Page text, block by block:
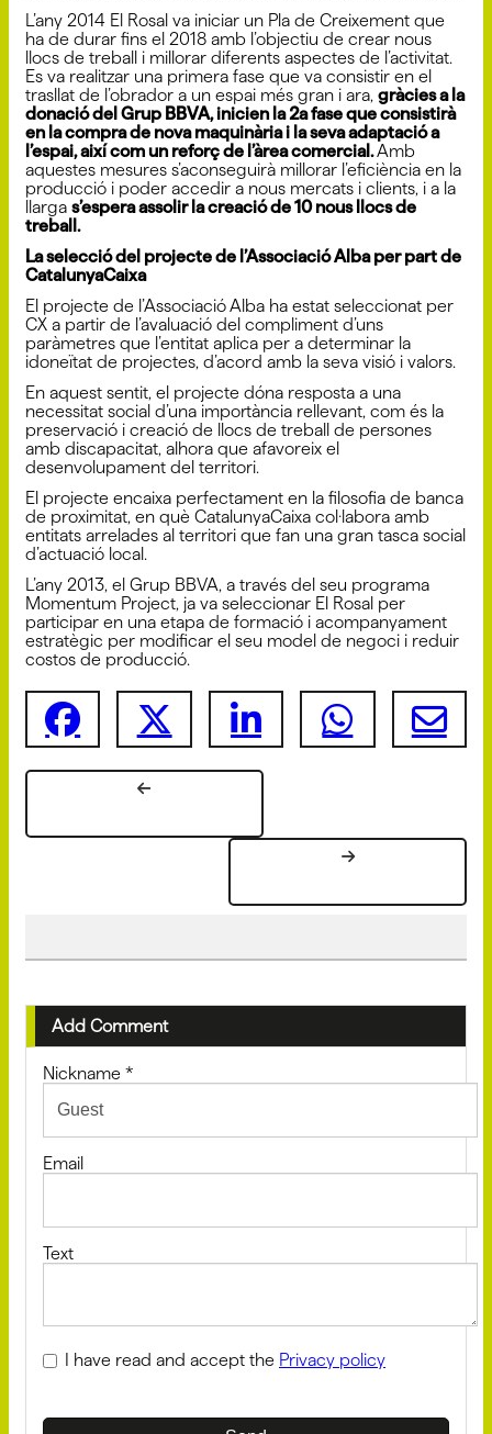
L’any 2014 El Rosal va iniciar un Pla de Creixement que
ha de durar fins el 2018 amb l’objectiu de crear nous
llocs de treball i millorar diferents aspectes de l’activitat.
Es va realitzar una primera fase que va consistir en el
trasllat de l’obrador a un espai més gran i ara, gràcies a la
donació del Grup BBVA, inicien la 2a fase que consistirà
en la compra de nova maquinària i la seva adaptació a
l’espai, així com un reforç de l’àrea comercial.Amb
aquestes mesures s’aconseguirà millorar l’eficiència en la
producció i poder accedir a nous mercats i clients, i a la
llarga s’espera assolir la creació de 10 nous llocs de
treball.
La selecció del projecte de l’Associació Alba per part de
CatalunyaCaixa
El projecte de l’Associació Alba ha estat seleccionat per
CX a partir de l’avaluació del compliment d’uns
paràmetres que l’entitat aplica per a determinar la
idoneïtat de projectes, d’acord amb la seva visió i valors.
En aquest sentit, el projecte dóna resposta a una
necessitat social d’una importància rellevant, com és la
preservació i creació de llocs de treball de persones
amb discapacitat, alhora que afavoreix el
desenvolupament del territori.
El projecte encaixa perfectament en la filosofia de banca
de proximitat, en què CatalunyaCaixa col·labora amb
entitats arrelades al territori que fan una gran tasca social
d’actuació local.
L’any 2013, el Grup BBVA, a través del seu programa
Momentum Project, ja va seleccionar El Rosal per
participar en una etapa de formació i acompanyament
estratègic per modificar el seu model de negoci i reduir
costos de producció.
Add Comment
Nickname *
Email
Text
I have read and accept the Privacy policy